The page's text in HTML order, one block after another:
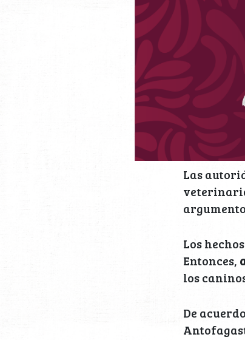
Las
Los
Entonces,
los
De